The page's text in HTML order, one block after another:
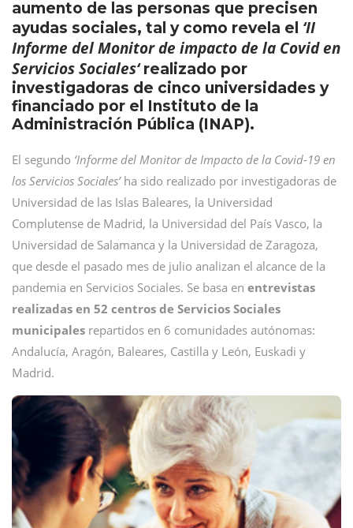
aumento de las personas que precisen
ayudas sociales, tal y como revela el ‘II
Informe del Monitor de impacto de la Covid en
Servicios Sociales‘realizado por
investigadoras de cinco universidades y
financiado por el Instituto de la
Administración Pública (INAP).
El segundo ‘Informe del Monitor de Impacto de la Covid-19 en
los Servicios Sociales’ha sido realizado por investigadoras de
Universidad de las Islas Baleares, la Universidad
Complutense de Madrid, la Universidad del País Vasco, la
Universidad de Salamanca y la Universidad de Zaragoza,
que desde el pasado mes de julio analizan el alcance de la
pandemia en Servicios Sociales. Se basa en entrevistas
realizadas en 52 centros de Servicios Sociales
municipales repartidos en 6 comunidades autónomas:
Andalucía, Aragón, Baleares, Castilla y León, Euskadi y
Madrid.